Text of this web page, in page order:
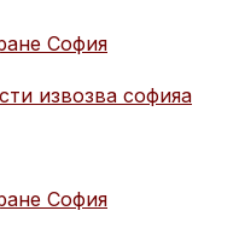
София
извозва софияа
София